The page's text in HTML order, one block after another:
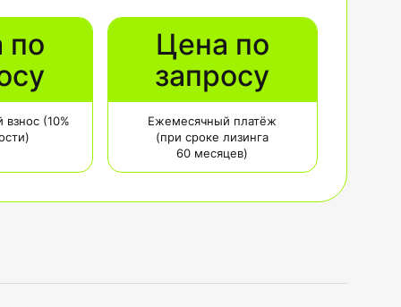
по
взнос (10%
Цена по
запросу
Ежемесячный платёж
(при сроке лизинга
60 месяцев)